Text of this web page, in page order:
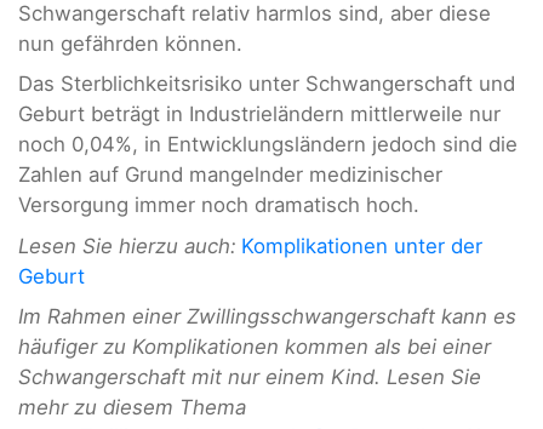
Schwangerschaft relativ harmlos sind, aber diese
nun gefährden können.
Das Sterblichkeitsrisiko unter Schwangerschaft und
Geburt beträgt in Industrieländern mittlerweile nur
noch 0,04%, in Entwicklungsländern jedoch sind die
Zahlen auf Grund mangelnder medizinischer
Versorgung immer noch dramatisch hoch.
Lesen Sie hierzu auch: Komplikationen unter der
Geburt
Im Rahmen einer Zwillingsschwangerschaft kann es
häufiger zu Komplikationen kommen als bei einer
Schwangerschaft mit nur einem Kind. Lesen Sie
mehr zu diesem Thema